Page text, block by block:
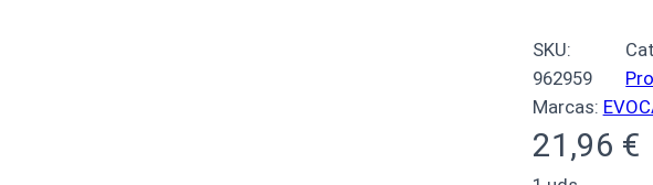
SKU:
962959
Marcas:
21,96 €